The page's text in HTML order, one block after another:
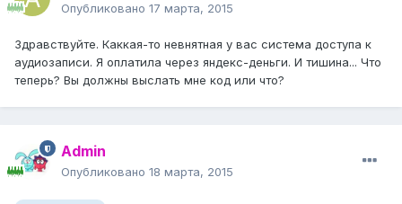
Опубликовано 17 марта, 2015
Здравствуйте. Каккая-то невнятная у вас система доступа к
аудиозаписи. Я оплатила через яндекс-деньги. И тишина... Что
теперь? Вы должны выслать мне код или что?
Admin
Опубликовано 18 марта, 2015